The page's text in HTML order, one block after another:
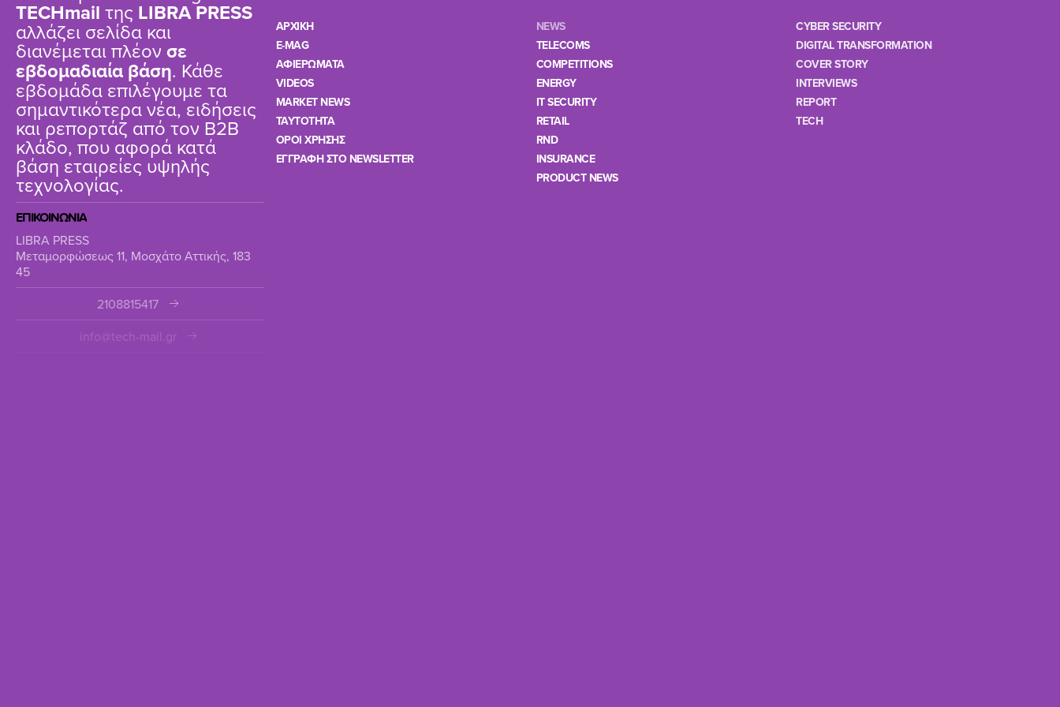
TΕCHmail της LIBRA PRESS
αλλάζει σελίδα και
διανέμεται πλέον σε
εβδομαδιαία βάση. Κάθε
εβδομάδα επιλέγουμε τα
σημαντικότερα νέα, ειδήσεις
και ρεπορτάζ από τον B2B
κλάδο, που αφορά κατά
βάση εταιρείες υψηλής
τεχνολογίας.
ΕΠΙΚΟΙΝΩΝΙΑ
LIBRA PRESS
Μεταμορφώσεως 11, Μοσχάτο Αττικής, 183
45
2108815417
info@tech-mail.gr
ΑΡΧΙΚΗ
E-MAG
ΑΦΙΕΡΩΜΑΤΑ
VIDEOS
MARKET NEWS
TAYTOTHTA
ΟΡΟΙ ΧΡΗΣΗΣ
ΕΓΓΡΑΦΗ ΣΤΟ NEWSLETTER
NEWS
TELECOMS
COMPETITIONS
ENERGY
IT SECURITY
RETAIL
RND
INSURANCE
PRODUCT NEWS
CYBER SECURITY
DIGITAL TRANSFORMATION
COVER STORY
INTERVIEWS
REPORT
TECH